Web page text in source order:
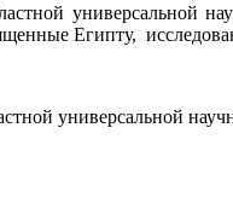
универсальной
Египту,
универсальной